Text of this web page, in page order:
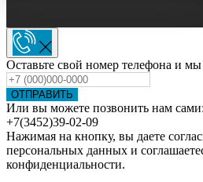
Оставьте свой номер телефона и
ОТПРАВИТЬ
Или вы можете позвонить нам сами:
+7(3452)39-02-09
Нажимая на кнопку, вы даете
персональных данных и
конфиденциальности.